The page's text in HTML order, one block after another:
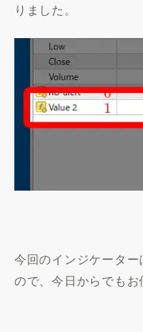
りました。
今回のインジケータ
ので、今日からでもお